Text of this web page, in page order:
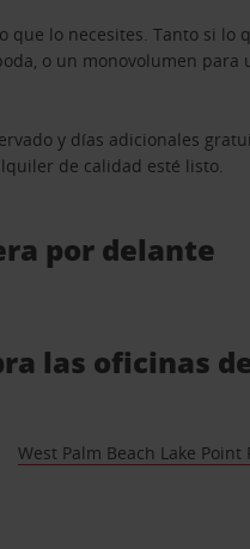
lo necesites. Tanto si
o un monovolumen
y días adicionales
de calidad esté listo.
por delante
las oficinas
West Palm Beach Lake Point